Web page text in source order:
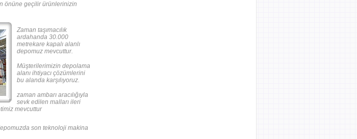
önüne geçilir ürünlerinizin
Zaman taşımacılık
ardahanda 30.000
metrekare kapalı alanlı
depomuz mevcuttur.
Müşterilerimizin depolama
alanı ihtiyacı çözümlerini
bu alanda karşılıyoruz.
zaman ambarı aracılığıyla
sevk edilen malları ileri
mevcuttur
son teknoloji makina